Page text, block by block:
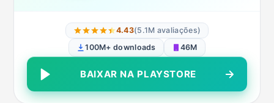
4.43(5.1M avaliações)
100M+ downloads
46M
BAIXAR NA PLAYSTORE